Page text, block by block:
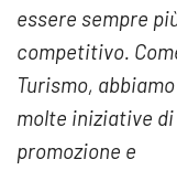
essere sempre
competitivo.
Turismo,
molte iniziative di
promozione e